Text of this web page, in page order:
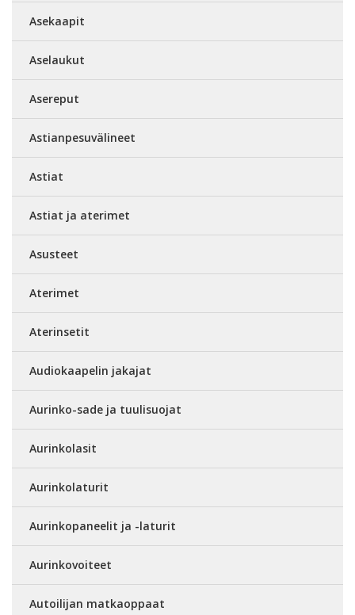
Asekaapit
Aselaukut
Asereput
Astianpesuvälineet
Astiat
Astiat ja aterimet
Asusteet
Aterimet
Aterinsetit
Audiokaapelin jakajat
Aurinko-sade ja tuulisuojat
Aurinkolasit
Aurinkolaturit
Aurinkopaneelit ja -laturit
Aurinkovoiteet
Autoilijan matkaoppaat